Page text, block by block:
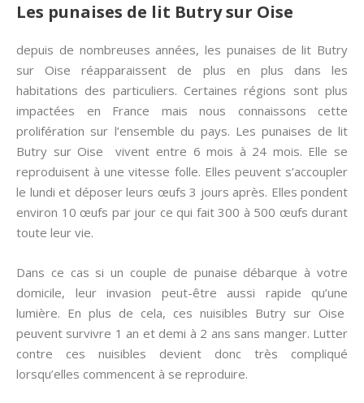
Les punaises de lit Butry sur Oise
depuis de nombreuses années, les punaises de lit Butry
sur Oise réapparaissent de plus en plus dans les
habitations des particuliers. Certaines régions sont plus
impactées en France mais nous connaissons cette
prolifération sur l’ensemble du pays. Les punaises de lit
Butry sur Oise vivent entre 6 mois à 24 mois. Elle se
reproduisent à une vitesse folle. Elles peuvent s’accoupler
le lundi et déposer leurs œufs 3 jours après. Elles pondent
environ 10 œufs par jour ce qui fait 300 à 500 œufs durant
toute leur vie.
Dans ce cas si un couple de punaise débarque à votre
domicile, leur invasion peut-être aussi rapide qu’une
lumière. En plus de cela, ces nuisibles Butry sur Oise
peuvent survivre 1 an et demi à 2 ans sans manger. Lutter
contre ces nuisibles devient donc très compliqué
lorsqu’elles commencent à se reproduire.